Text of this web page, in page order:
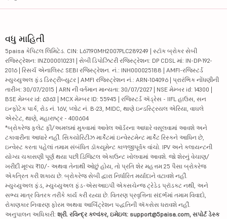
વધુ માહિતી
5paisa કેપિટલ લિમિટેડ. CIN: L67190MH2007PLC289249 | સ્ટૉક બ્રોકર સેબી
રજિસ્ટ્રેશન: INZ000010231 | સેબી ડિપોઝિટરી રજિસ્ટ્રેશન: DP CDSL માં: IN-DP-192-
2016 | રિસર્ચ એનાલિસ્ટ SEBI રજિસ્ટ્રેશન. નં.: INH000025188 | AMFI-રજિસ્ટર્ડ
મ્યુચ્યુઅલ ફંડ ડિસ્ટ્રીબ્યુટર | AMFI રજિસ્ટ્રેશન નં.: ARN-104096 | પ્રારંભિક નોંધણીની
તારીખ: 30/07/2015 | ARN ની વર્તમાન માન્યતા: 30/07/2027 | NSE મેમ્બર id: 14300 |
BSE મેમ્બર id: 6363 | MCX મેમ્બર ID: 55945 | રજિસ્ટર્ડ ઍડ્રેસ - IIFL હાઉસ, સન
ઇન્ફોટેક પાર્ક, રોડ નં. 16V, પ્લોટ નં. B-23, MIDC, થાણે ઇન્ડસ્ટ્રિયલ એરિયા, વાઘલે
એસ્ટેટ, થાણે, મહારાષ્ટ્ર - 400604
*બ્રોકરેજ ફ્લેટ ફી/અમલમાં મુકવામાં આવેલ ઑર્ડરના આધારે વસૂલવામાં આવશે અને
ટકાવારીના આધારે નહીં. સિક્યોરિટીઝ માર્કેટમાં ઇન્વેસ્ટમેન્ટ માર્કેટ રિસ્કને આધિન છે,
ઇન્વેસ્ટ કરતા પહેલાં તમામ સંબંધિત ડૉક્યૂમેન્ટ કાળજીપૂર્વક વાંચો. IPV અને ક્લાયન્ટની
યોગ્ય ચકાસણી પૂર્ણ થયા પછી ડિજિટલ એકાઉન્ટ ખોલવામાં આવશે. જો શેરનું વેચાણ/
ખરીદી મૂલ્ય ₹10/- અથવા તેનાથી ઓછું હોય, તો પ્રતિ શેર મહત્તમ 25 પૈસા બ્રોકરેજ
એકત્રિત કરી શકાય છે. બ્રોકરેજ સેબી દ્વારા નિર્ધારિત મર્યાદાને વટાવશે નહીં.
મ્યુચ્યુઅલ ફંડ, મ્યુચ્યુઅલ ફંડ-એસઆઇપી એક્સચેન્જ ટ્રેડેડ પ્રૉડક્ટ નથી, અને
સભ્ય માત્ર વિતરક તરીકે કાર્ય કરી રહ્યા છે. વિતરણ પ્રવૃત્તિના સંદર્ભમાં તમામ વિવાદો,
રોકાણકાર નિવારણ ફોરમ અથવા આર્બિટ્રેશન પદ્ધતિની ઍક્સેસ ધરાવશે નહીં.
અનુપાલન અધિકારી: શ્રી. રવિન્દ્ર કલ્વંકર, ઇમેઇલ: support@5paisa.com, સપોર્ટ ડેસ્ક